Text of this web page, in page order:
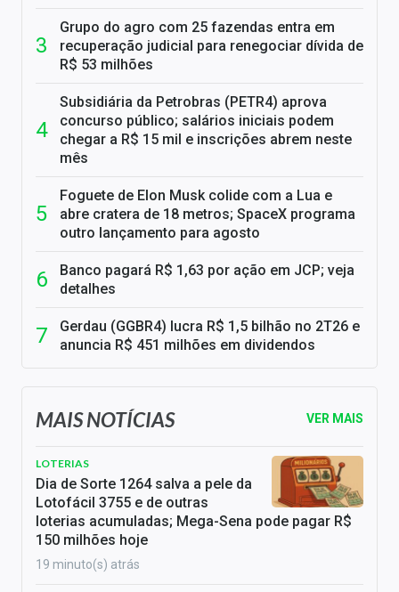
Grupo do agro com 25 fazendas entra em
recuperação judicial para renegociar dívida de
R$ 53 milhões
Subsidiária da Petrobras (PETR4) aprova
concurso público; salários iniciais podem
chegar a R$ 15 mil e inscrições abrem neste
mês
Foguete de Elon Musk colide com a Lua e
abre cratera de 18 metros; SpaceX programa
outro lançamento para agosto
Banco pagará R$ 1,63 por ação em JCP; veja
detalhes
Gerdau (GGBR4) lucra R$ 1,5 bilhão no 2T26 e
anuncia R$ 451 milhões em dividendos
MAIS NOTÍCIAS VER MAIS
LOTERIAS
Dia de Sorte 1264 salva a pele da
Lotofácil 3755 e de outras
loterias acumuladas; Mega-Sena pode pagar R$
150 milhões hoje
19 minuto(s) atrás